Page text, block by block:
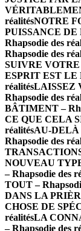
réalitésNOTRE
PUISSANCE DE
Rhapsodie des
Rhapsodie des
SUIVRE VOTRE
ESPRIT EST LE
réalitésLAISSEZ
Rhapsodie des
BÂTIMENT –
CE QUE CELA
réalitésAU-DELÀ
Rhapsodie des
NOUVEAU
– Rhapsodie des
TOUT –
DANS LA
CHOSE DE
réalitésLA
– Rhapsodie des